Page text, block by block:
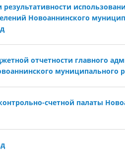
результативности
Новоаннинского
отчетности главного
муниципального
счетной палаты